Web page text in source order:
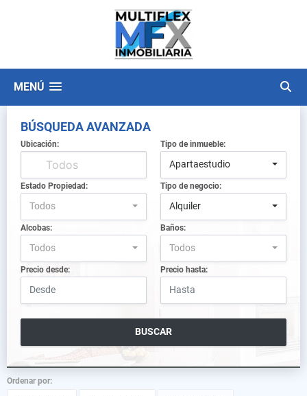
MENÚ
BÚSQUEDA AVANZADA
Ubicación: Tipo de inmueble:
Apartaestudio
Estado Propiedad:
Todos
Tipo de negocio:
Alquiler
Alcobas:
Todos
Baños:
Todos
Precio desde: Precio hasta:
BUSCAR
Ordenar por: